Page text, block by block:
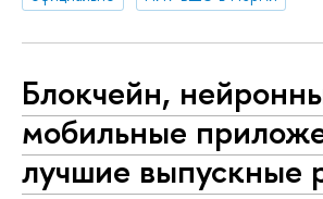
Блокчейн,
мобильные
лучшие выпускные